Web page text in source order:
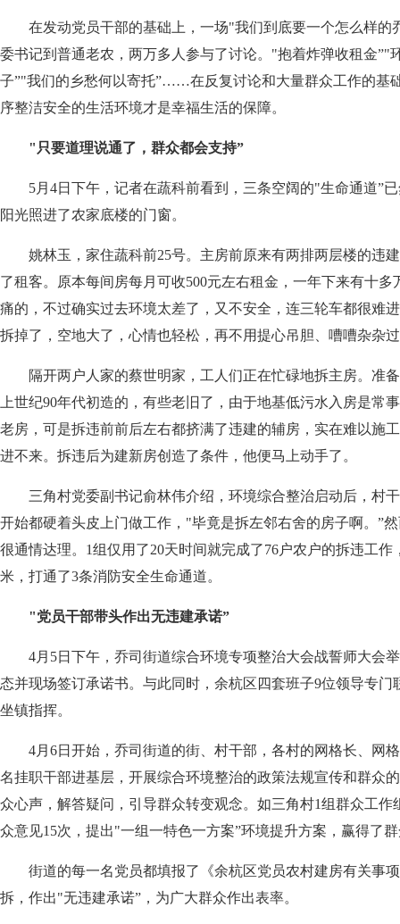
在发动党员干部的基础上，一场"我们到底要一个怎么样的
委书记到普通老农，两万多人参与了讨论。"抱着炸弹收租金”"
子”"我们的乡愁何以寄托”……在反复讨论和大量群众工作的基
序整洁安全的生活环境才是幸福生活的保障。
"只要道理说通了，群众都会支持”
5月4日下午，记者在蔬科前看到，三条空阔的"生命通道”已
阳光照进了农家底楼的门窗。
姚林玉，家住蔬科前25号。主房前原来有两排两层楼的违建
了租客。原本每间房每月可收500元左右租金，一年下来有十
痛的，不过确实过去环境太差了，又不安全，连三轮车都很难
拆掉了，空地大了，心情也轻松，再不用提心吊胆、嘈嘈杂杂
隔开两户人家的蔡世明家，工人们正在忙碌地拆主房。准备
上世纪90年代初造的，有些老旧了，由于地基低污水入房是常
老房，可是拆违前前后左右都挤满了违建的辅房，实在难以施
进不来。拆违后为建新房创造了条件，他便马上动手了。
三角村党委副书记俞林伟介绍，环境综合整治启动后，村干
开始都硬着头皮上门做工作，"毕竟是拆左邻右舍的房子啊。”
很通情达理。1组仅用了20天时间就完成了76户农户的拆违工作
米，打通了3条消防安全生命通道。
"党员干部带头作出无违建承诺”
4月5日下午，乔司街道综合环境专项整治大会战誓师大会举
态并现场签订承诺书。与此同时，余杭区四套班子9位领导专门
坐镇指挥。
4月6日开始，乔司街道的街、村干部，各村的网格长、网格
名挂职干部进基层，开展综合环境整治的政策法规宣传和群众
众心声，解答疑问，引导群众转变观念。如三角村1组群众工作
众意见15次，提出"一组一特色一方案”环境提升方案，赢得了
街道的每一名党员都填报了《余杭区党员农村建房有关事项
拆，作出"无违建承诺”，为广大群众作出表率。